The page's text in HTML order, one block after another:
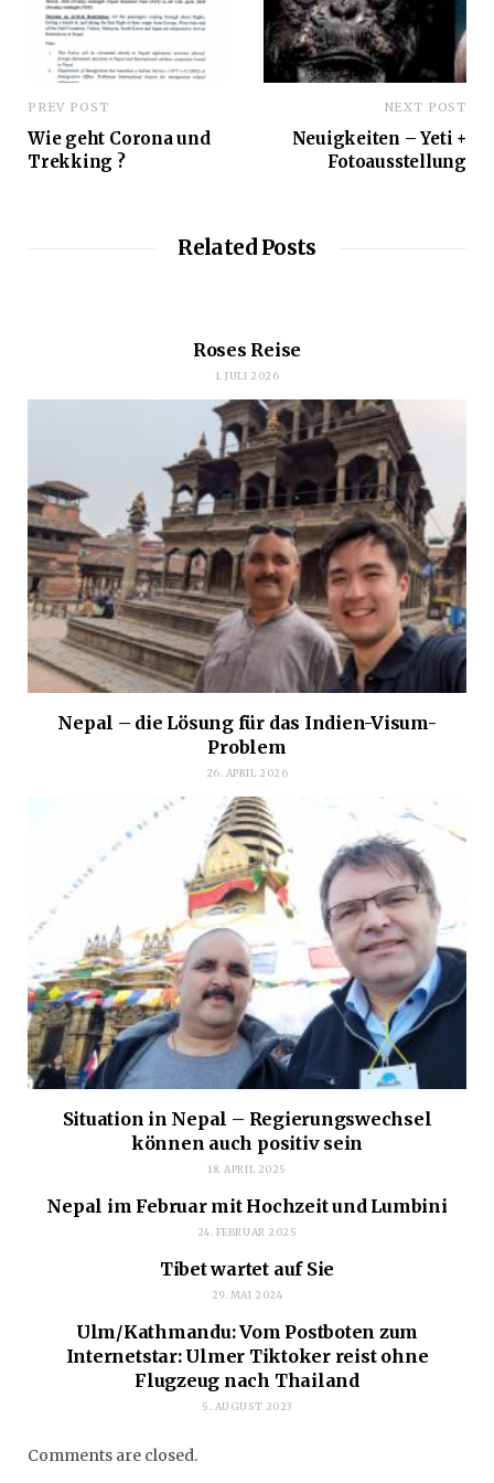
PREV POST
Wie geht Corona und
Trekking ?
NEXT POST
Neuigkeiten – Yeti +
Fotoausstellung
Related Posts
Roses Reise
1. JULI 2026
Nepal – die Lösung für das Indien-Visum-
Problem
26. APRIL 2026
Situation in Nepal – Regierungswechsel
können auch positiv sein
18. APRIL 2025
Nepal im Februar mit Hochzeit und Lumbini
24. FEBRUAR 2025
Tibet wartet auf Sie
29. MAI 2024
Ulm/Kathmandu: Vom Postboten zum
Internetstar: Ulmer Tiktoker reist ohne
Flugzeug nach Thailand
5. AUGUST 2023
Comments are closed.